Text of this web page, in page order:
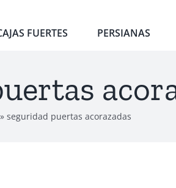
FUERTES PERSIANAS
» seguridad puertas acorazadas